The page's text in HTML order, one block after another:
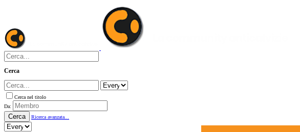
Cerca
Cerca nel titolo
Da:
Cerca Ricerca avanzata...